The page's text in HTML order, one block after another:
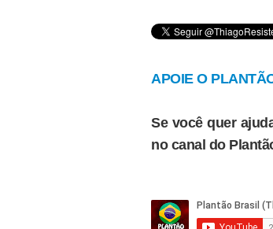
APOIE O
Se você quer
no canal do